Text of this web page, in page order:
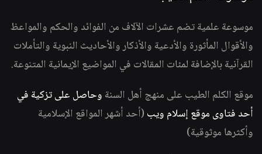
موسوعة علمية تضم عشرات الآلاف من الفوائد والحكم والمواعظ
والأقوال المأثورة والأدعية والأذكار والأحاديث النبوية والتأملات
القرآنية بالإضافة لمئات المقالات في المواضيع الإيمانية المتنوعة.
موقع الكلم الطيب على منهج أهل السنة وحاصل على تزكية في
أحد فتاوى موقع إسلام ويب (أحد أشهر المواقع الإسلامية
وأكثرها موثوقية)